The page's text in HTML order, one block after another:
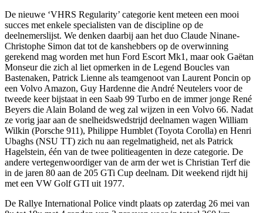
De nieuwe ‘VHRS Regularity’ categorie kent meteen een mooi
succes met enkele specialisten van de discipline op de
deelnemerslijst. We denken daarbij aan het duo Claude Ninane-
Christophe Simon dat tot de kanshebbers op de overwinning
gerekend mag worden met hun Ford Escort Mk1, maar ook Gaëtan
Monseur die zich al liet opmerken in de Legend Boucles van
Bastenaken, Patrick Lienne als teamgenoot van Laurent Poncin op
een Volvo Amazon, Guy Hardenne die André Neutelers voor de
tweede keer bijstaat in een Saab 99 Turbo en de immer jonge René
Beyers die Alain Boland de weg zal wijzen in een Volvo 66. Nadat
ze vorig jaar aan de snelheidswedstrijd deelnamen wagen William
Wilkin (Porsche 911), Philippe Humblet (Toyota Corolla) en Henri
Ubaghs (NSU TT) zich nu aan regelmatigheid, net als Patrick
Hagelstein, één van de twee politieagenten in deze categorie. De
andere vertegenwoordiger van de arm der wet is Christian Terf die
in de jaren 80 aan de 205 GTi Cup deelnam. Dit weekend rijdt hij
met een VW Golf GTI uit 1977.
De Rallye International Police vindt plaats op zaterdag 26 mei van